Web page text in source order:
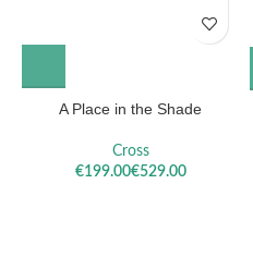
A Place in the Shade
Cross
€
€